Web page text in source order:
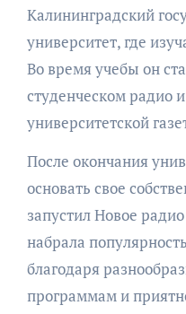
Калининградский
университет, где
Во время учебы он
студенческом радио
университетской
После окончания
основать свое
запустил Новое
набрала
благодаря
программам и